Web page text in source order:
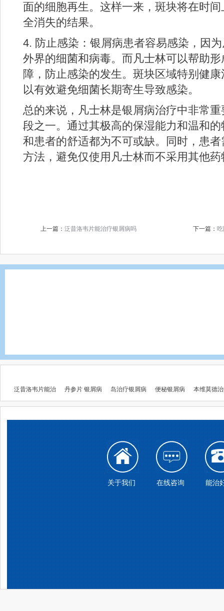
面的细胞再生。这样一来，斑块将在时
全消失的结果。
4. 防止感染：银屑病患者容易感染，因
外界的细菌和病毒。而凡士林可以帮助
障，防止感染的发生。斑块区域特别健
以有效避免细菌长期寄生导致感染。
总的来说，凡士林是银屑病治疗中非常
段之一。通过其极高的保湿能力和温和
和患者的舒适都为不可或缺。同时，患
方法，避免仅使用凡士林而不采用其他
上一篇： 泛昔洛韦片能治疗银屑病吗 下一篇：
泛昔洛韦片能治 丹参片 银屑病 岛治疗银屑病 便秘银屑病 本维莫德
关于我们 在线咨询 能治